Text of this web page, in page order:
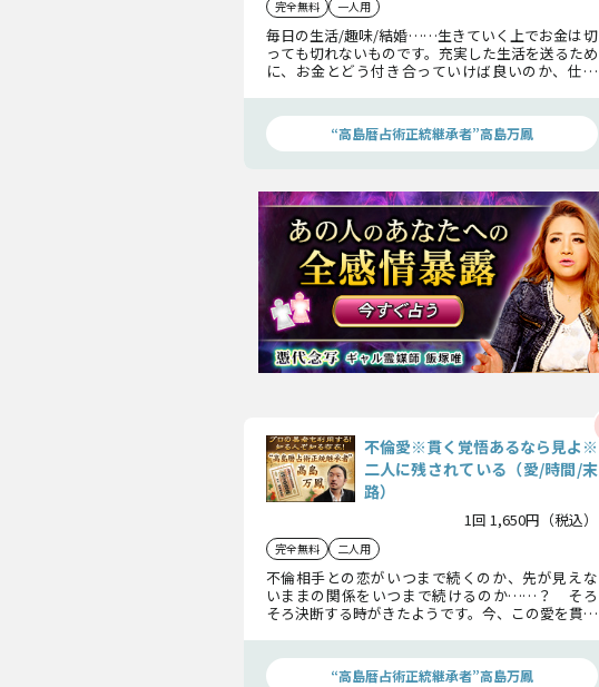
完全無料 一人用
毎日の生活/趣味/結婚……生きていく上でお金は切
っても切れないものです。充実した生活を送るため
に、お金とどう付き合っていけば良いのか、仕事
者”高島万鳳が贈る渾身鑑定！
“高島暦占術正統継承者”高島万鳳
不倫愛※貫く覚悟あるなら見よ※
二人に残されている（愛/時間/末
路）
1回 1,650円（税込）
完全無料 二人用
不倫相手との恋がいつまで続くのか、先が見えな
いままの関係をいつまで続けるのか……？ そろ
そろ決断する時がきたようです。今、この愛を貫い
“高島暦占術正統継承者”高島万鳳